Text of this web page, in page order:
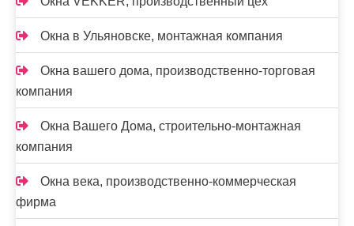
Окна в Ульяновске, монтажная компания
Окна вашего дома, производственно-торговая
компания
Окна Вашего Дома, строительно-монтажная
компания
Окна века, производственно-коммерческая
фирма